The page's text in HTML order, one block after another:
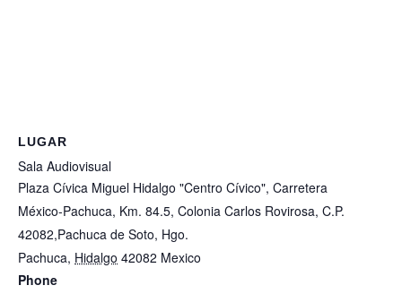
LUGAR
Sala Audiovisual
Plaza Cívica Miguel Hidalgo "Centro Cívico", Carretera
México-Pachuca, Km. 84.5, Colonia Carlos Rovirosa, C.P.
42082,Pachuca de Soto, Hgo.
Pachuca, Hidalgo 42082 Mexico
Phone